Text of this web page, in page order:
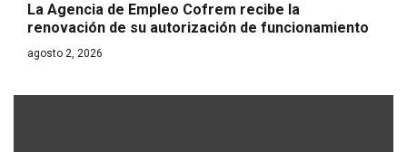
La Agencia de Empleo Cofrem recibe la
renovación de su autorización de funcionamiento
agosto 2, 2026